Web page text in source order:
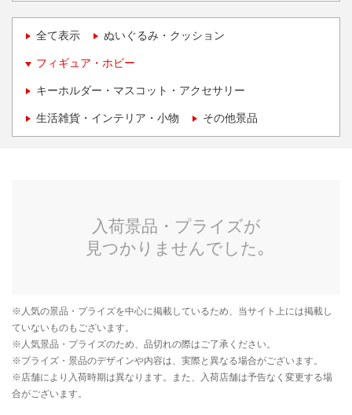
全て表示 ぬいぐるみ・クッション
フィギュア・ホビー
キーホルダー・マスコット・アクセサリー
生活雑貨・インテリア・小物 その他景品